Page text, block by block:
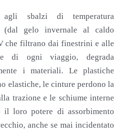
agli sbalzi di temperatura
(dal gelo invernale al caldo
che filtrano dai finestrini e alle
di ogni viaggio, degrada
i materiali. Le plastiche
elastiche, le cinture perdono la
trazione e le schiume interne
il loro potere di assorbimento
anche se mai incidentato